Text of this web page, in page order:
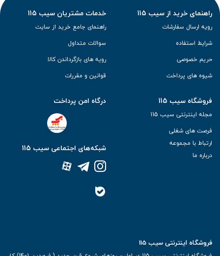
راهنمای خرید از سیب 115
رویه ارسال سفارشات
شرایط استفاده
حریم خصوصی
شیوه های پرداخت
خدمات مشتریان سیب 115
راهنمای جامع خرید از سایت
سوالات متداول
رویه های بازگرداندن کالا
قوانین و مقررات
فروشگاه سیب 115
مجله اینترنتی سیب 115
فرصت های شغلی
ارتباط با مجموعه
درباره ما
درگاه امن پرداخت
شبکه‌های اجتماعی سیب 115
فروشگاه اینترنتی سیب 115